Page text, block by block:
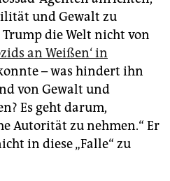
und Gewalt zu
die Welt nicht von
an Weißen‘ in
– was hindert ihn
von Gewalt und
Es geht darum,
Autorität zu nehmen.“ Er
in diese „Falle“ zu